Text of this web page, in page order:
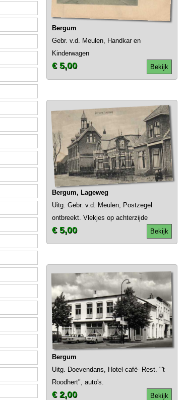
Bergum
Gebr. v.d. Meulen, Handkar en
Kinderwagen
Bekijk
€ 5,00
Bergum, Lageweg
Uitg. Gebr. v.d. Meulen, Postzegel
ontbreekt. Vlekjes op achterzijde
Bekijk
€ 5,00
Bergum
Uitg. Doevendans, Hotel-cafè- Rest. "'t
Roodhert", auto's.
Bekijk
€ 2,00